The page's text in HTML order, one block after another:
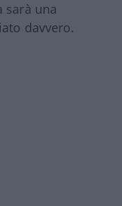
sarà una
davvero.